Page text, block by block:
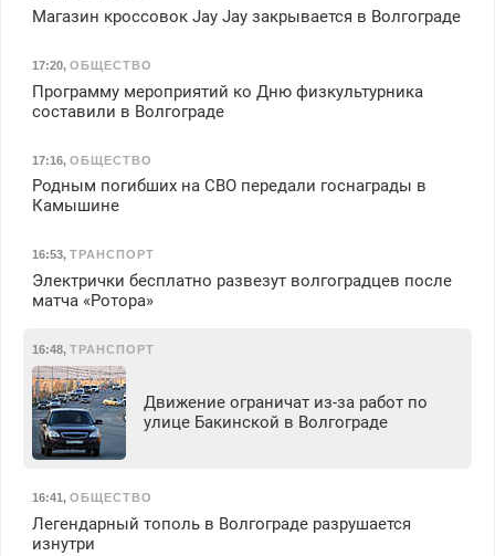
Магазин кроссовок Jay Jay закрывается в Волгограде
17:20, ОБЩЕСТВО
Программу мероприятий ко Дню физкультурника
составили в Волгограде
17:16, ОБЩЕСТВО
Родным погибших на СВО передали госнаграды в
Камышине
16:53, ТРАНСПОРТ
Электрички бесплатно развезут волгоградцев после
матча «Ротора»
16:48, ТРАНСПОРТ
Движение ограничат из-за работ по
улице Бакинской в Волгограде
16:41 , ОБЩЕСТВО
Легендарный тополь в Волгограде разрушается
изнутри